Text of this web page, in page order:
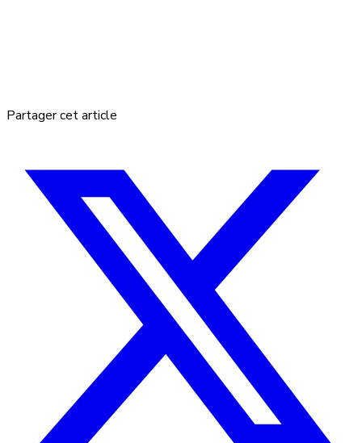
Partager cet article